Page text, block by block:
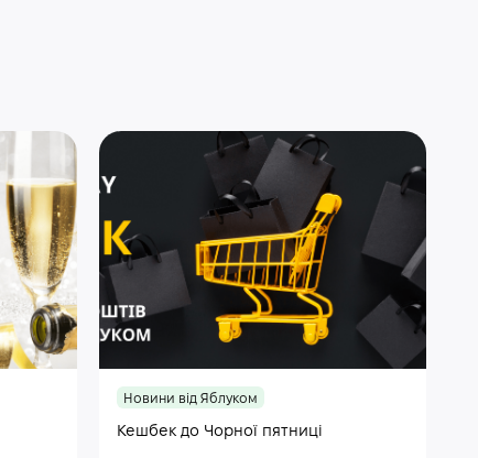
Новини від Яблуком
Кешбек до Чорної пятниці